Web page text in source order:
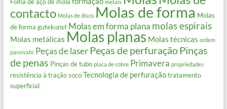
metais
contacto Molas de disco Molas de forma Molas
de forma gutekunst Molas em forma plana molas espirais
Molas metálicas Molas planas Molas técnicas ordem
passivato Peças de laser Peças de perfuração Pinças
de penas Pinças de tubo placa de cobre Primavera propriedades
resistência à tração soco Tecnologia de perfuração tratamento
superficial